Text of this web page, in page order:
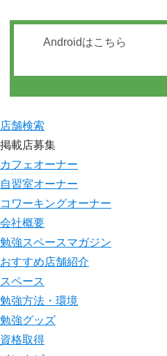
Androidはこちら
店舗検索
掲載店募集
カフェオーナー
自習室オーナー
コワーキングオーナー
会社概要
勉強スペースマガジン
おすすめ店舗紹介
スペース
勉強方法・環境
勉強グッズ
資格取得